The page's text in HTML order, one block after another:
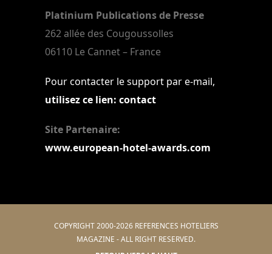
Platinium Publications de Presse
262 allée des Cougoussolles
06110 Le Cannet – France
Pour contacter le support par e-mail,
utilisez ce lien: contact
Site Partenaire:
www.european-hotel-awards.com
COPYRIGHT 2000-2026 REFERENCES HOTELIERS
MAGAZINE - ALL RIGHT RESERVED.